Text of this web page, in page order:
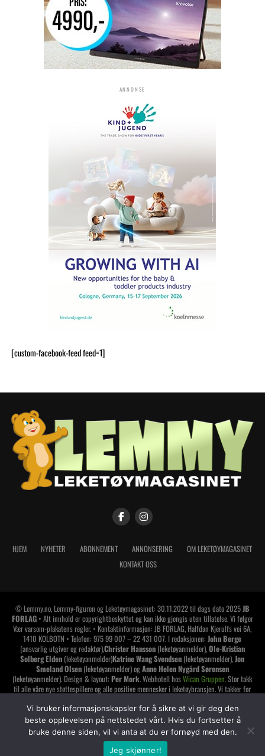
ANNONSE
[custom-facebook-feed feed=1]
HJEM NYHETER ABONNEMENT ANNONSERING
OM LEKETØYMAGASINET
KONTAKT OSS
© Lemmy.no, Lemmy-figuren og Leketøymagasinet: 30.11.2022 til dags dato 2025JB
FORLAG• Alt innhold er copyrightbeskyttet og kan ikke gjengis uten tillatelse. Vi følger
Vær varsom-plakatens regler. • Kontaktinformasjon: JB FORLAG, Halfdan Kjerulfs vei 6A,
1410 KOLBOTN • Telefon: 975 99 007 – 22 431 007. I redaksjonen:John Berge
(ansvarlig utgiver og redaktør),Christer Hansson(leketøyanmelder),Ole-Kristian
Solberg Elden (leketøyanmelder)Katrine Wang Svendsen (leketøyanmelder),Jon
Smeland Olsen(leketøyanmelder) ogAnne Helen Nygård Sørensen
(leketøyanmelder). Design & layout:Per Mork. Webhotell hosWican Gruppen.Stor takk
til alle våre nye støttespillere og alle positive mennesker i leketøybransjen. Vi takker for
selv et klapp på skuldrene!
LEMMY LEKETØYMAGASINET er medlem av
Vi bruker informasjonskapsler for å sikre at vi gir deg den
beste opplevelsen på nettstedet vårt. Hvis du fortsetter å
bruke denne siden, vil vi anta at du er fornøyd med den.
Jeg skjønner!